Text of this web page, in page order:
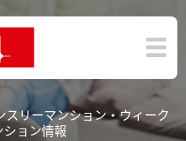
リーマンション・ウィーク
ション情報